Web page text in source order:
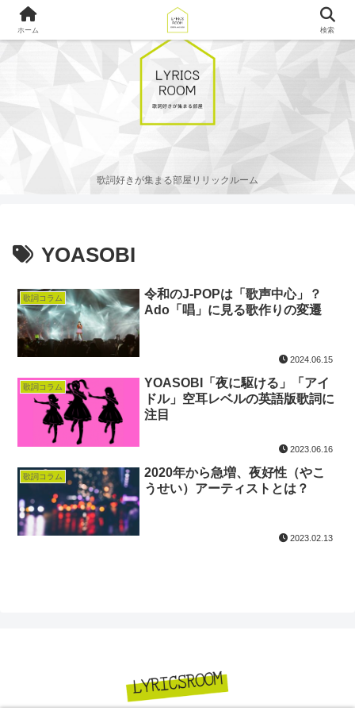
歌詞好きが集まる部屋リリックルーム
YOASOBI
歌詞コラム
令和のJ-POPは「歌声中心」？
Ado「唱」に見る歌作りの変遷
2024.06.15
歌詞コラム
YOASOBI「夜に駆ける」「アイ
ドル」空耳レベルの英語版歌詞に
注目
2023.06.16
歌詞コラム
2020年から急増、夜好性（やこ
うせい）アーティストとは？
2023.02.13
ホーム 検索